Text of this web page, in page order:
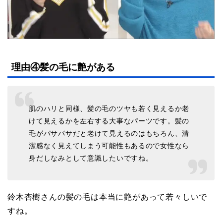
理由④髪の毛に艶がある
肌のハリと同様、髪の毛のツヤも若く見えるか老
けて見えるかを左右する大事なパーツです。髪の
毛がパサパサだと老けて見えるのはもちろん、清
潔感なく見えてしまう可能性もあるので女性なら
身だしなみとして意識したいですね。
鈴木杏樹さんの髪の毛は本当に艶があって若々しいで
すね。